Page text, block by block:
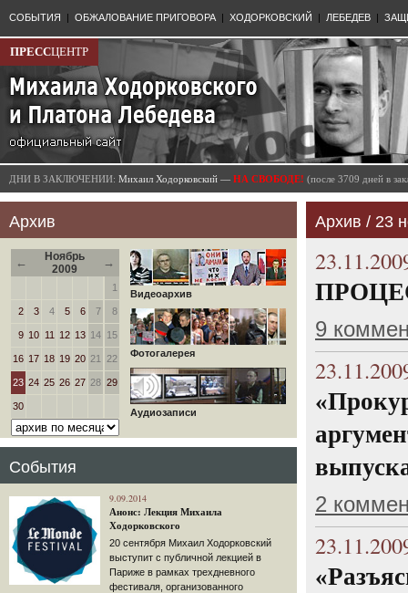
СОБЫТИЯ | ОБЖАЛОВАНИЕ ПРИГОВОРА | ХОДОРКОВСКИЙ | ЛЕБЕДЕВ |
ПРЕССЦЕНТР
ДНИ В ЗАКЛЮЧЕНИИ: Михаил Ходорковский — НА СВОБОДЕ! (после 3709 дней в
Архив
←
Ноябрь
2009
→
1
2 3 4 5 6 7 8
9 10 11 12 13 14 15
16 17 18 19 20 21 22
23 24 25 26 27 28 29
30
Видеоархив
Фотогалерея
Аудиозаписи
События
9.09.2014
Анонс: Лекция Михаила
Ходорковского
20 сентября Михаил Ходорковский
выступит с публичной лекцией в
Париже в рамках трехдневного
фестиваля, организованного
Архив / 23
9
2